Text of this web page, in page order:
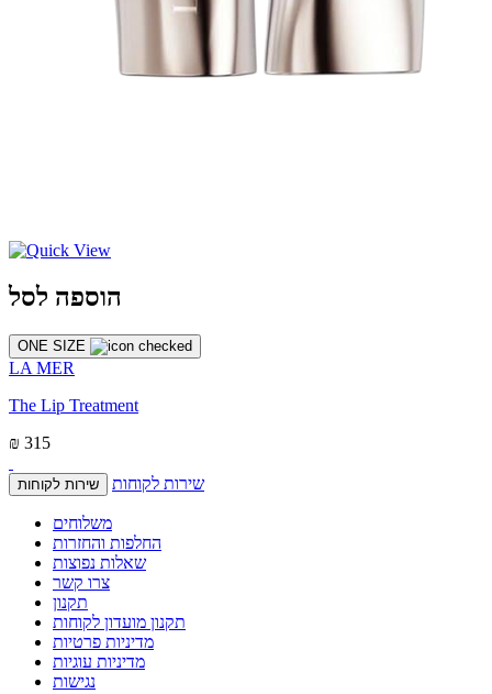
הוספה לסל
ONE SIZE
LA MER
The Lip Treatment
₪ 315
שירות לקוחות שירות לקוחות
משלוחים
החלפות והחזרות
שאלות נפוצות
צרו קשר
תקנון
תקנון מועדון לקוחות
מדיניות פרטיות
מדיניות עוגיות
נגישות